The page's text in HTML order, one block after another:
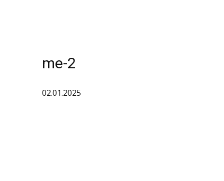
me-2
02.01.2025